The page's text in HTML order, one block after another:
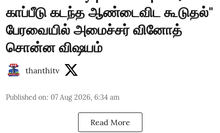
காப்பீடு கடந்த ஆண்டைவிட கூடுதல்"
பேரவையில் அமைச்சர் வினோத்
சொன்ன விஷயம்
thanthitv
Published on: 07 Aug 2026, 6:34 am
Read More